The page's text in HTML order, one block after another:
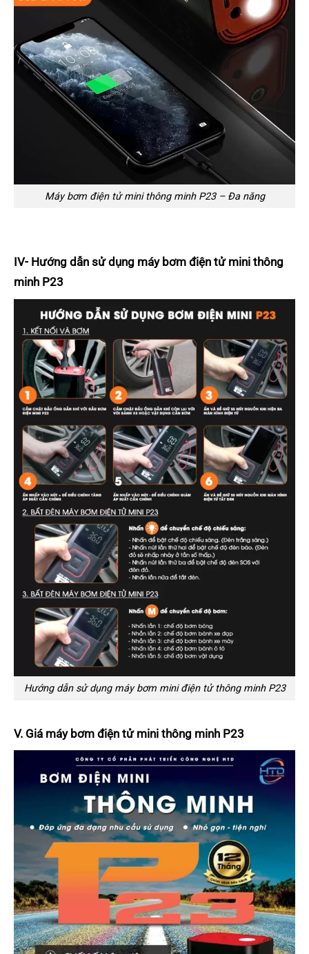
Máy bơm điện tử mini thông minh P23 – Đa năng
IV- Hướng dẫn sử dụng máy bơm điện tử mini thông
minh P23
Hướng dẫn sử dụng máy bơm mini điện tử thông minh P23
V. Giá máy bơm điện tử mini thông minh P23